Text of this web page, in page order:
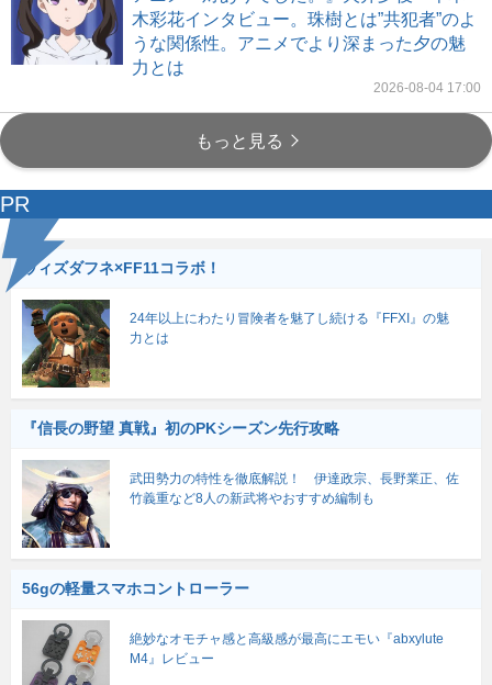
木彩花インタビュー。珠樹とは”共犯者”のよ
うな関係性。アニメでより深まった夕の魅
力とは
2026-08-04 17:00
もっと見る
PR
ウィズダフネ×FF11コラボ！
24年以上にわたり冒険者を魅了し続ける『FFXI』の魅
力とは
『信長の野望 真戦』初のPKシーズン先行攻略
武田勢力の特性を徹底解説！ 伊達政宗、長野業正、佐
竹義重など8人の新武将やおすすめ編制も
56gの軽量スマホコントローラー
絶妙なオモチャ感と高級感が最高にエモい『abxylute
M4』レビュー